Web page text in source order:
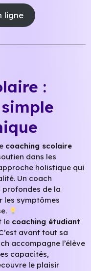
ligne
:
coaching scolaire
dans les
holistique qui
Un coach
profondes de la
les symptômes
le coaching étudiant
avant tout sa
accompagne l’élève
capacités,
le plaisir